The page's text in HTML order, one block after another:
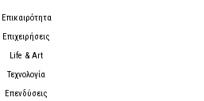
Επικαιρότητα
Επιχειρήσεις
Life & Art
Τεχνολογία
Επενδύσεις